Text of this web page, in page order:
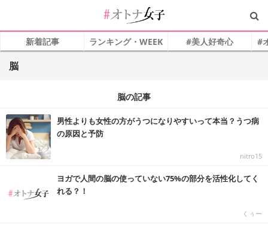
新着記事 ランキング・WEEK #美人好奇心 #
脳
脳の記事
男性よりも女性の方がうつになりやすいって本当？うつ病
の原因と予防
nitro15
ヨガで人間の脳の使っていない75%の部分を活性化してく
れる？！
くぅー